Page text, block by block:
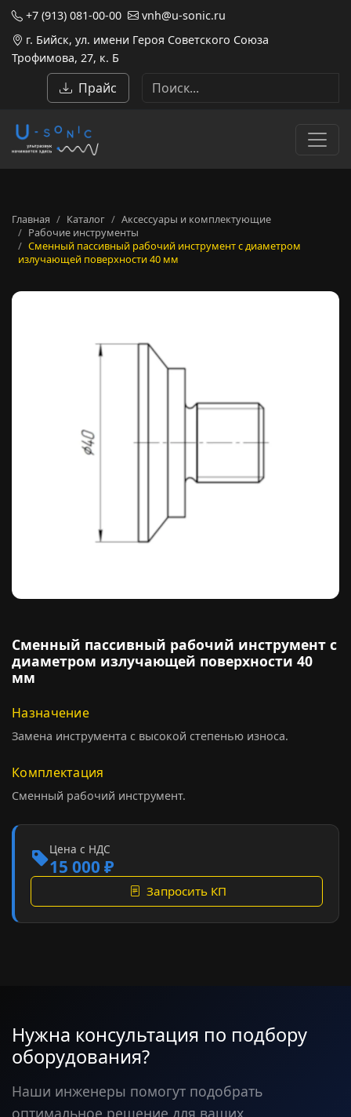
+7 (913) 081-00-00
vnh@u-sonic.ru
г. Бийск, ул. имени Героя Советского Союза
Трофимова, 27, к. Б
Прайс
Главная Каталог
Аксессуары и комплектующие
Рабочие инструменты
Сменный пассивный рабочий инструмент с диаметром
излучающей поверхности 40 мм
Сменный пассивный рабочий инструмент с
диаметром излучающей поверхности 40
мм
Назначение
Замена инструмента с высокой степенью износа.
Комплектация
Сменный рабочий инструмент.
Цена с НДС
15 000 ₽
Запросить КП
Нужна консультация по подбору
оборудования?
Наши инженеры помогут подобрать
оптимальное решение для ваших